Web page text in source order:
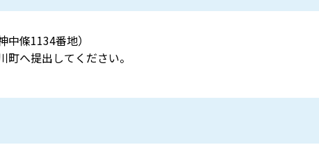
條1134番地）
へ提出してください。